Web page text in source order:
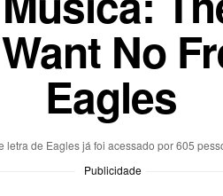
No
Eagles
letra de Eagles já foi acessado por 605
Publicidade